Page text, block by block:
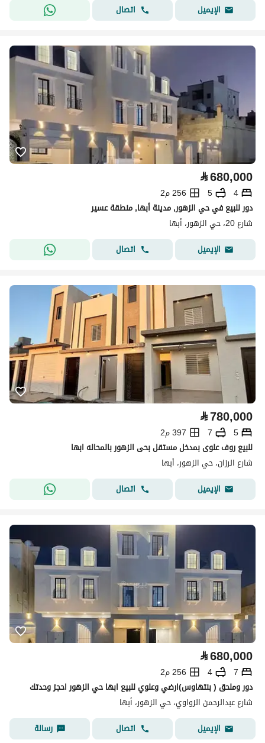
الإيميل
اتصال
⃁680,000
4
5
256 م2
دور للبيع في حي الزهور, مدينة أبها, منطقة عسير
شارع 20، حي الزهور، أبها
الإيميل
اتصال
⃁780,000
5
7
397 م2
للبيع روف علوى بمدخل مستقل بحى الزهور بالمحاله ابها
شارع الرزان، حي الزهور، أبها
الإيميل
اتصال
⃁680,000
7
4
256 م2
دور وملحق ( بنتهاوس)ارضي وعلوي للبيع ابها حي الزهور احجز وحدتك
شارع عبدالرحمن الزواوي، حي الزهور، أبها
الإيميل
اتصال رسالة